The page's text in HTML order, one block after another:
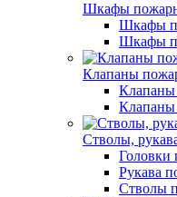
Шкафы
Шкафы
Шкафы
Клапаны
Клапаны
Стволы,
Головки
Рукава
Стволы